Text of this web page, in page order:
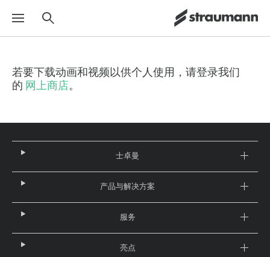
若要下载动画和视频以供个人使用，请登录我们
的 网上商店。
士卓曼
产品与解决方案
服务
亮点